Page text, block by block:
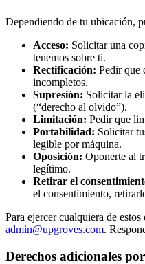
Dependiendo de tu ubicación,
Acceso: Solicitar una
tenemos sobre ti.
Rectificación: Pedir que
incompletos.
Supresión: Solicitar la
(“derecho al olvido”).
Limitación: Pedir que
Portabilidad: Solicitar
legible por máquina.
Oposición: Oponerte al
legítimo.
Retirar el
el consentimiento,
Para ejercer cualquiera de
admin@upgroves.com.
Derechos adicionales